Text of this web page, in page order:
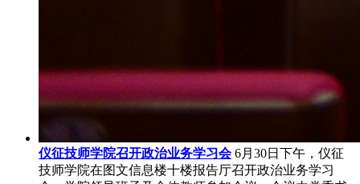
仪征技师学院召开政治业务学习会 6月30日下午，仪征
技师学院在图文信息楼十楼报告厅召开政治业务学习